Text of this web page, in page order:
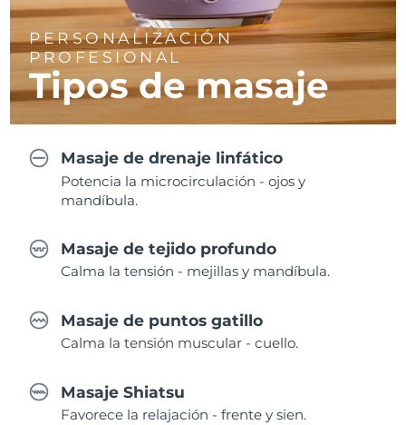
PERSONALIZACIÓN
PROFESIONAL
Tipos de masaje
Masaje de drenaje linfático
Potencia la microcirculación - ojos y
mandíbula.
Masaje de tejido profundo
Calma la tensión - mejillas y mandíbula.
Masaje de puntos gatillo
Calma la tensión muscular - cuello.
Masaje Shiatsu
Favorece la relajación - frente y sien.